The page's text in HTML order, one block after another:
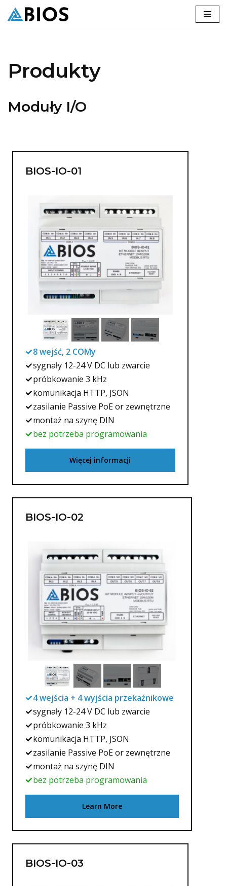
Produkty
Moduły I/O
BIOS-IO-01
8 wejść, 2 COMy
sygnały 12-24 V DC lub zwarcie
próbkowanie 3 kHz
komunikacja HTTP, JSON
zasilanie Passive PoE or zewnętrzne
montaż na szynę DIN
bez potrzeba programowania
Więcej informacji
BIOS-IO-02
4 wejścia + 4 wyjścia przekaźnikowe
sygnały 12-24 V DC lub zwarcie
próbkowanie 3 kHz
komunikacja HTTP, JSON
zasilanie Passive PoE or zewnętrzne
montaż na szynę DIN
bez potrzeba programowania
Learn More
BIOS-IO-03